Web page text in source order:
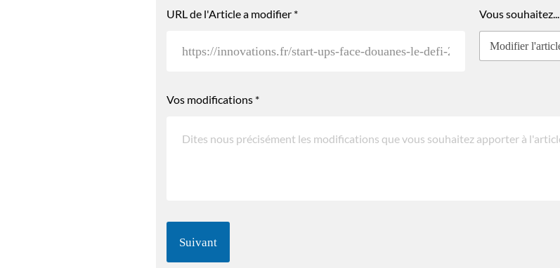
URL de l'Article a modifier * Vous souhaitez...
Vos modifications *
Suivant